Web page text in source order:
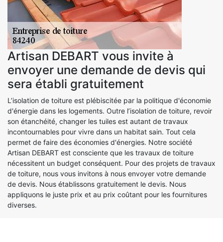
Artisan DEBART vous invite à
envoyer une demande de devis qui
sera établi gratuitement
L’isolation de toiture est plébiscitée par la politique d'économie
d'énergie dans les logements. Outre l’isolation de toiture, revoir
son étanchéité, changer les tuiles est autant de travaux
incontournables pour vivre dans un habitat sain. Tout cela
permet de faire des économies d'énergies. Notre société
Artisan DEBART est consciente que les travaux de toiture
nécessitent un budget conséquent. Pour des projets de travaux
de toiture, nous vous invitons à nous envoyer votre demande
de devis. Nous établissons gratuitement le devis. Nous
appliquons le juste prix et au prix coûtant pour les fournitures
diverses.